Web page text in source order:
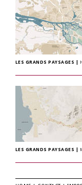
LES GRANDS PAYSAGES
LES GRANDS PAYSAGES